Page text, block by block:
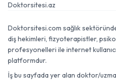
Doktorsitesi.az
Doktorsitesi.com sağlık
diş hekimleri, fizyoterapistler,
profesyonelleri ile internet
platformdur.
İş bu sayfada yer alan doktor/